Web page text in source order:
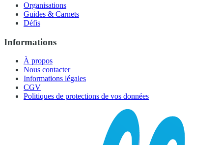
Organisations
Guides & Carnets
Défis
Informations
À propos
Nous contacter
Informations légales
CGV
Politiques de protections de vos données